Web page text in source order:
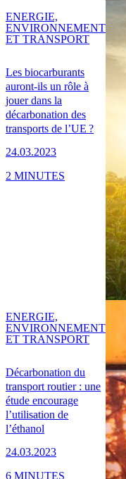
Les biocarburants
auront-ils un rôle à
jouer dans la
décarbonation des
transports de l’UE ?
24.03.2023
ENERGIE,
ENVIRONNEMENT
ET TRANSPORT
2 MINUTES
Décarbonation du
transport routier : une
étude encourage
l’utilisation de
l’éthanol
24.03.2023
ENERGIE,
ENVIRONNEMENT
ET TRANSPORT
6 MINUTES